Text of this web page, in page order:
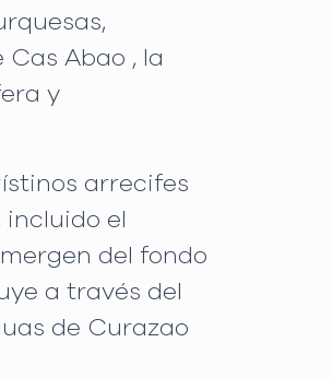
Abao , la
y
arrecifes
el
del fondo
a través del
de Curazao